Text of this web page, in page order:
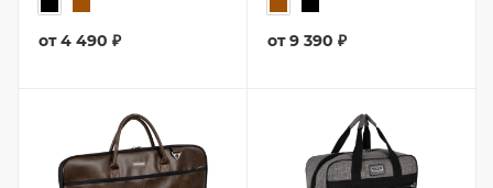
от4 490 ₽ от9 390 ₽